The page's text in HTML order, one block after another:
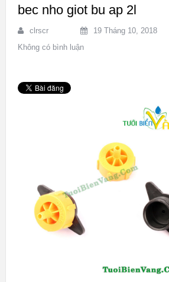
bec nho giot bu ap 2l
clrscr
19 Tháng 10, 2018
Không có bình luận